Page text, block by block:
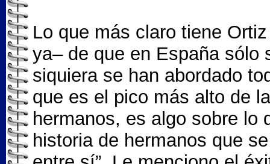
Lo que más claro tiene
ya– de que en España sólo
siquiera se han abordado
que es el pico más alto de
hermanos, es algo sobre lo
historia de hermanos que